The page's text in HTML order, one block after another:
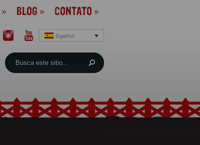
Español
» BLOG » CONTATO »